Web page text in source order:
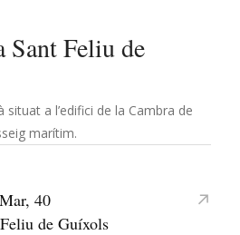
Sant Feliu de
situat a l’edifici de la Cambra de
marítim.
40
de Guíxols
↗